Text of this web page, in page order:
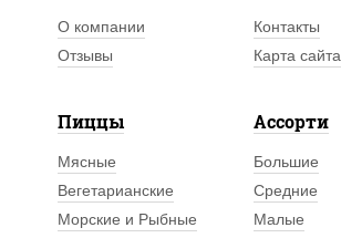
О компании Контакты
Отзывы
Карта сайта
Пиццы
Мясные
Вегетарианские
Морские и Рыбные
Ассорти
Большие
Средние
Малые